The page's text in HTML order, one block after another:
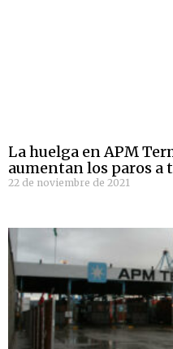
La huelga en APM
aumentan los paros a
22 de noviembre de 2021